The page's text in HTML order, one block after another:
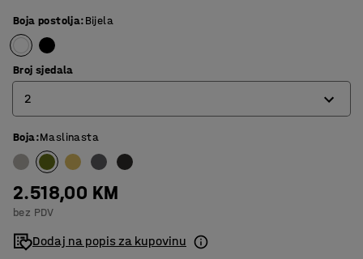
Boja postolja:Bijela
Broj sjedala
2
1
3
Boja:Maslinasta
2.518,00 KM
bez PDV
Dodaj na popis za kupovinu